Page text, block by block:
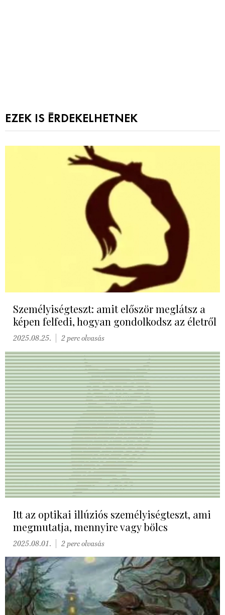
EZEK IS ÉRDEKELHETNEK
Személyiségteszt: amit először meglátsz a
képen felfedi, hogyan gondolkodsz az életről
2025.08.25. 2 perc olvasás
Itt az optikai illúziós személyiségteszt, ami
megmutatja, mennyire vagy bölcs
2025.08.01. 2 perc olvasás